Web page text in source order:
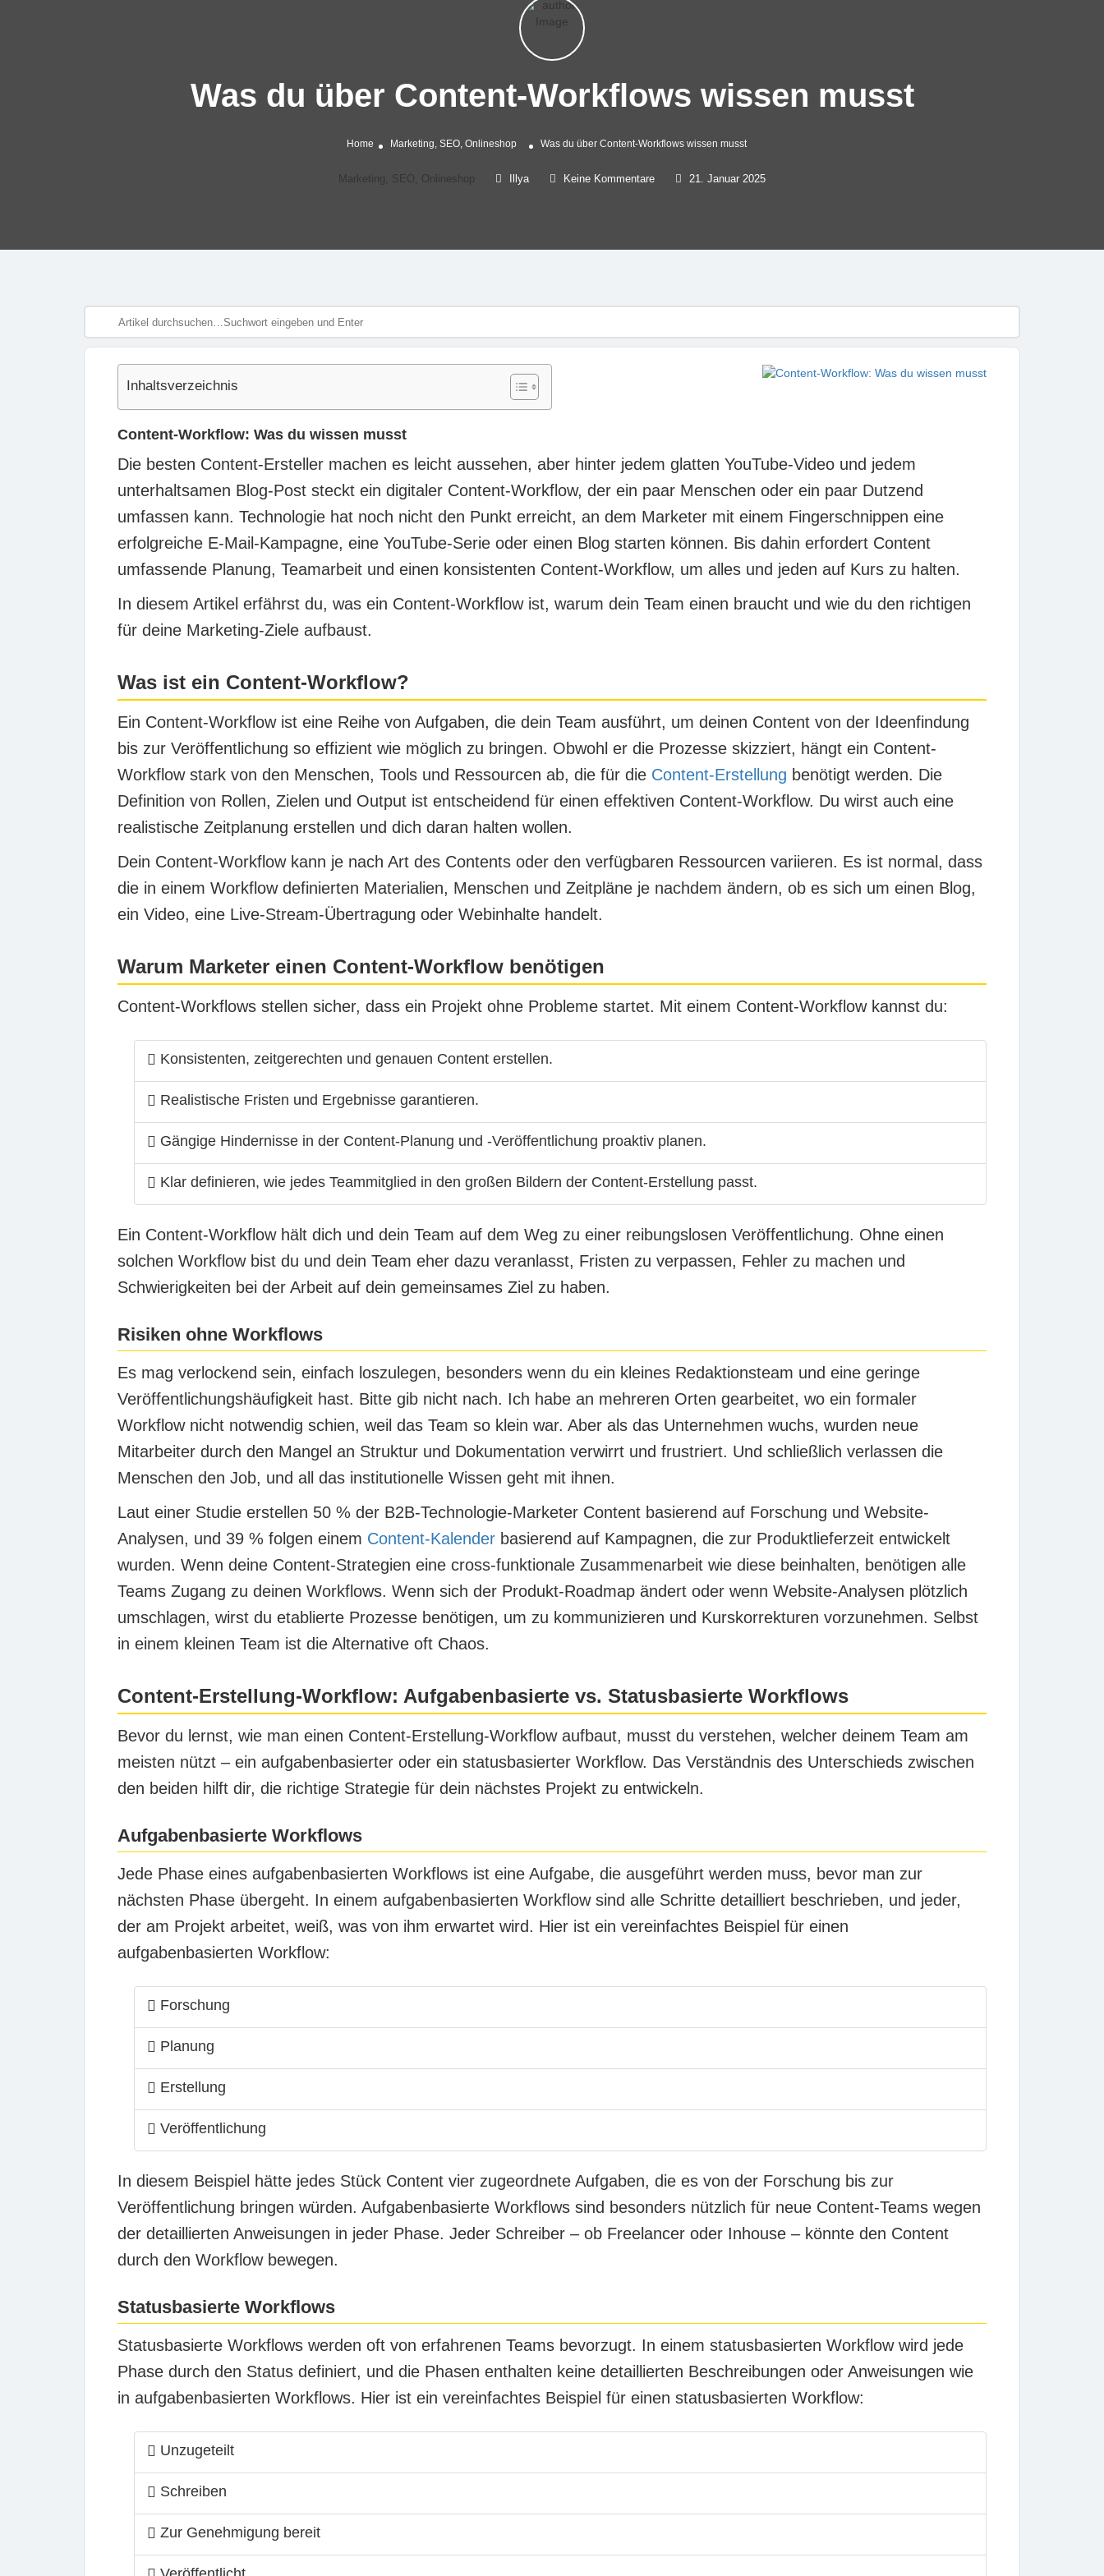
Was du über Content-Workflows wissen musst
Home Marketing, SEO, Onlineshop Was du über Content-Workflows wissen musst
Marketing, SEO, Onlineshop Illya Keine Kommentare 21. Januar 2025
Inhaltsverzeichnis
Content-Workflow: Was du wissen musst
Die besten Content-Ersteller machen es leicht aussehen, aber hinter jedem glatten YouTube-Video und jedem
unterhaltsamen Blog-Post steckt ein digitaler Content-Workflow, der ein paar Menschen oder ein paar Dutzend
umfassen kann. Technologie hat noch nicht den Punkt erreicht, an dem Marketer mit einem Fingerschnippen eine
erfolgreiche E-Mail-Kampagne, eine YouTube-Serie oder einen Blog starten können. Bis dahin erfordert Content
umfassende Planung, Teamarbeit und einen konsistenten Content-Workflow, um alles und jeden auf Kurs zu halten.
In diesem Artikel erfährst du, was ein Content-Workflow ist, warum dein Team einen braucht und wie du den richtigen
für deine Marketing-Ziele aufbaust.
Was ist ein Content-Workflow?
Ein Content-Workflow ist eine Reihe von Aufgaben, die dein Team ausführt, um deinen Content von der Ideenfindung
bis zur Veröffentlichung so effizient wie möglich zu bringen. Obwohl er die Prozesse skizziert, hängt ein Content-
Workflow stark von den Menschen, Tools und Ressourcen ab, die für die Content-Erstellung benötigt werden. Die
Definition von Rollen, Zielen und Output ist entscheidend für einen effektiven Content-Workflow. Du wirst auch eine
realistische Zeitplanung erstellen und dich daran halten wollen.
Dein Content-Workflow kann je nach Art des Contents oder den verfügbaren Ressourcen variieren. Es ist normal, dass
die in einem Workflow definierten Materialien, Menschen und Zeitpläne je nachdem ändern, ob es sich um einen Blog,
ein Video, eine Live-Stream-Übertragung oder Webinhalte handelt.
Warum Marketer einen Content-Workflow benötigen
Content-Workflows stellen sicher, dass ein Projekt ohne Probleme startet. Mit einem Content-Workflow kannst du:
Konsistenten, zeitgerechten und genauen Content erstellen.
Realistische Fristen und Ergebnisse garantieren.
Gängige Hindernisse in der Content-Planung und -Veröffentlichung proaktiv planen.
Klar definieren, wie jedes Teammitglied in den großen Bildern der Content-Erstellung passt.
Ein Content-Workflow hält dich und dein Team auf dem Weg zu einer reibungslosen Veröffentlichung. Ohne einen
solchen Workflow bist du und dein Team eher dazu veranlasst, Fristen zu verpassen, Fehler zu machen und
Schwierigkeiten bei der Arbeit auf dein gemeinsames Ziel zu haben.
Risiken ohne Workflows
Es mag verlockend sein, einfach loszulegen, besonders wenn du ein kleines Redaktionsteam und eine geringe
Veröffentlichungshäufigkeit hast. Bitte gib nicht nach. Ich habe an mehreren Orten gearbeitet, wo ein formaler
Workflow nicht notwendig schien, weil das Team so klein war. Aber als das Unternehmen wuchs, wurden neue
Mitarbeiter durch den Mangel an Struktur und Dokumentation verwirrt und frustriert. Und schließlich verlassen die
Menschen den Job, und all das institutionelle Wissen geht mit ihnen.
Laut einer Studie erstellen 50 % der B2B-Technologie-Marketer Content basierend auf Forschung und Website-
Analysen, und 39 % folgen einem Content-Kalender basierend auf Kampagnen, die zur Produktlieferzeit entwickelt
wurden. Wenn deine Content-Strategien eine cross-funktionale Zusammenarbeit wie diese beinhalten, benötigen alle
Teams Zugang zu deinen Workflows. Wenn sich der Produkt-Roadmap ändert oder wenn Website-Analysen plötzlich
umschlagen, wirst du etablierte Prozesse benötigen, um zu kommunizieren und Kurskorrekturen vorzunehmen. Selbst
in einem kleinen Team ist die Alternative oft Chaos.
Content-Erstellung-Workflow: Aufgabenbasierte vs. Statusbasierte Workflows
Bevor du lernst, wie man einen Content-Erstellung-Workflow aufbaut, musst du verstehen, welcher deinem Team am
meisten nützt – ein aufgabenbasierter oder ein statusbasierter Workflow. Das Verständnis des Unterschieds zwischen
den beiden hilft dir, die richtige Strategie für dein nächstes Projekt zu entwickeln.
Aufgabenbasierte Workflows
Jede Phase eines aufgabenbasierten Workflows ist eine Aufgabe, die ausgeführt werden muss, bevor man zur
nächsten Phase übergeht. In einem aufgabenbasierten Workflow sind alle Schritte detailliert beschrieben, und jeder,
der am Projekt arbeitet, weiß, was von ihm erwartet wird. Hier ist ein vereinfachtes Beispiel für einen
aufgabenbasierten Workflow:
Forschung
Planung
Erstellung
Veröffentlichung
In diesem Beispiel hätte jedes Stück Content vier zugeordnete Aufgaben, die es von der Forschung bis zur
Veröffentlichung bringen würden. Aufgabenbasierte Workflows sind besonders nützlich für neue Content-Teams wegen
der detaillierten Anweisungen in jeder Phase. Jeder Schreiber – ob Freelancer oder Inhouse – könnte den Content
durch den Workflow bewegen.
Statusbasierte Workflows
Statusbasierte Workflows werden oft von erfahrenen Teams bevorzugt. In einem statusbasierten Workflow wird jede
Phase durch den Status definiert, und die Phasen enthalten keine detaillierten Beschreibungen oder Anweisungen wie
in aufgabenbasierten Workflows. Hier ist ein vereinfachtes Beispiel für einen statusbasierten Workflow:
Unzugeteilt
Schreiben
Zur Genehmigung bereit